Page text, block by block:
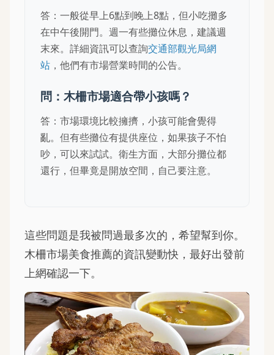
答：一般從早上6點到晚上8點，但小吃攤多
在中午後開門。週一有些攤位休息，建議週
末來。詳細資訊可以查詢交通部觀光局網
站 ，他們有市場營業時間的公告。
問：木柵市場適合帶小孩嗎？
答：市場環境比較擁擠，小孩可能會覺得
亂。但有些攤位有提供座位，如果孩子不怕
吵，可以來試試。衛生方面，大部分攤位都
還行，但畢竟是開放空間，自己要注意。
這些問題是我被問過最多次的，希望幫到你。
木柵市場美食推薦的資訊變動快，最好出發前
上網確認一下。